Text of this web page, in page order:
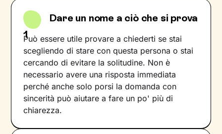
1
Dare un nome a ciò che si prova
Può essere utile provare a chiederti se stai
scegliendo di stare con questa persona o stai
cercando di evitare la solitudine. Non è
necessario avere una risposta immediata
perché anche solo porsi la domanda con
sincerità può aiutare a fare un po' più di
chiarezza.